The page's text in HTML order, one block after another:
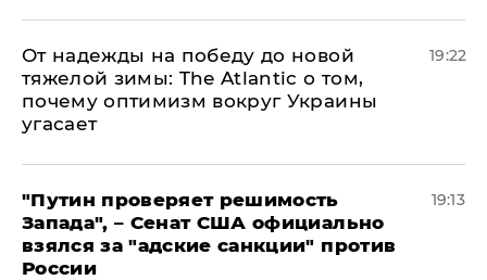
От надежды на победу до новой
тяжелой зимы: The Atlantic о том,
почему оптимизм вокруг Украины
угасает
19:22
"Путин проверяет решимость
Запада", – Сенат США официально
взялся за "адские санкции" против
России
19:13